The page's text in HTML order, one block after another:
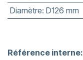
Diamètre: D126 mm
Référence interne: